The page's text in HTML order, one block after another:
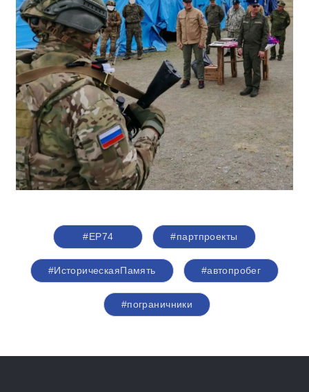
#ЕР74 #партпроекты
#ИсторическаяПамять #автопробег
#пограничники